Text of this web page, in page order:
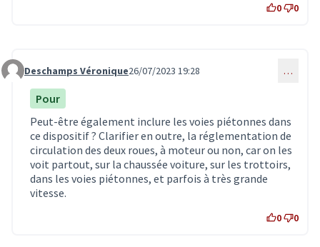
0 0
Commentaire 6656
Deschamps Véronique26/07/2023 19:28 …
Pour
Peut-être également inclure les voies piétonnes dans
ce dispositif ? Clarifier en outre, la réglementation de
circulation des deux roues, à moteur ou non, car on les
voit partout, sur la chaussée voiture, sur les trottoirs,
dans les voies piétonnes, et parfois à très grande
vitesse.
0 0